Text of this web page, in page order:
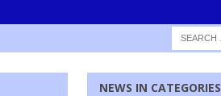
NEWS IN CATEGORIES